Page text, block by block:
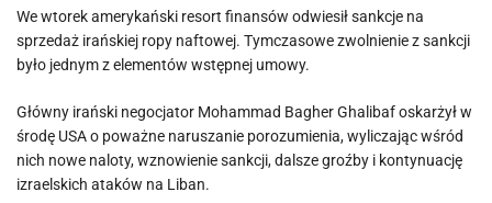
We wtorek amerykański resort finansów odwiesił sankcje na
sprzedaż irańskiej ropy naftowej. Tymczasowe zwolnienie z sankcji
było jednym z elementów wstępnej umowy.
Główny irański negocjator Mohammad Bagher Ghalibaf oskarżył w
środę USA o poważne naruszanie porozumienia, wyliczając wśród
nich nowe naloty, wznowienie sankcji, dalsze groźby i kontynuację
izraelskich ataków na Liban.